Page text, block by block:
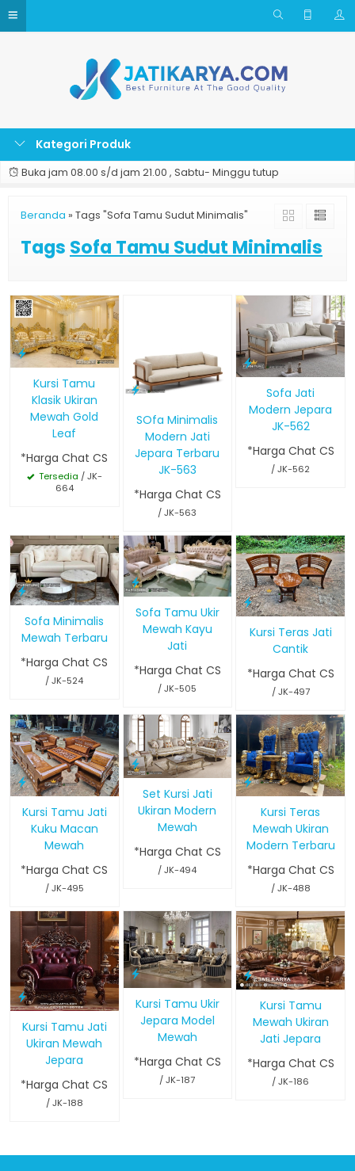
Kategori Produk
Buka jam 08.00 s/d jam 21.00 , Sabtu- Minggu tutup
Beranda » Tags "Sofa Tamu Sudut Minimalis"
Tags Sofa Tamu Sudut Minimalis
Kursi Tamu
Klasik Ukiran
Mewah Gold
Leaf
*Harga Chat CS
Tersedia / JK-
664
SOfa Minimalis
Modern Jati
Jepara Terbaru
JK-563
*Harga Chat CS
/ JK-563
Sofa Jati
Modern Jepara
JK-562
*Harga Chat CS
/ JK-562
Sofa Minimalis
Mewah Terbaru
*Harga Chat CS
/ JK-524
Sofa Tamu Ukir
Mewah Kayu
Jati
*Harga Chat CS
/ JK-505
Kursi Teras Jati
Cantik
*Harga Chat CS
/ JK-497
Kursi Tamu Jati
Kuku Macan
Mewah
*Harga Chat CS
/ JK-495
Set Kursi Jati
Ukiran Modern
Mewah
*Harga Chat CS
/ JK-494
Kursi Teras
Mewah Ukiran
Modern Terbaru
*Harga Chat CS
/ JK-488
Kursi Tamu Jati
Ukiran Mewah
Jepara
*Harga Chat CS
/ JK-188
Kursi Tamu Ukir
Jepara Model
Mewah
*Harga Chat CS
/ JK-187
Kursi Tamu
Mewah Ukiran
Jati Jepara
*Harga Chat CS
/ JK-186